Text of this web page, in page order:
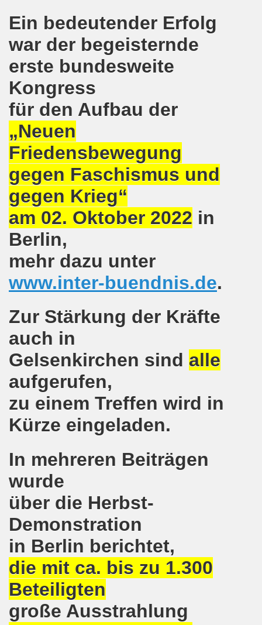
Ein bedeutender Erfolg
war der begeisternde
erste bundesweite
Kongress
für den Aufbau der
„Neuen
Friedensbewegung
gegen Faschismus und
gegen Krieg“
am 02. Oktober 2022 in
Berlin,
mehr dazu unter
www.inter-buendnis.de.
Zur Stärkung der Kräfte
auch in
Gelsenkirchen sind alle
aufgerufen,
zu einem Treffen wird in
Kürze eingeladen.
In mehreren Beiträgen
wurde
über die Herbst-
Demonstration
in Berlin berichtet,
die mit ca. bis zu 1.300
Beteiligten
große Ausstrahlung
Beeindruckender Protest am 17.09.2018
Regierung in Berlin als Teil der Großdemonstration
Bewegung am 17.09.2018 ruft auf zum Protest gegen
Arbeiter und an die kämpfenden Arbeiterinnen bei
in Gelsenkirchen: Eine Erfolgsgeschichte und eine Feier
20.08.2018 in Gelsenkirchen - ein Grund zu feiern!
Bewegung am 13.08.2018 hält weiterhin wie bisher
Bewegung am 06.08.2018 unter dem Motto:
Gelsenkirchener Montagsdemo-Bewegung am
ist mit den streikenden Kolleginnen und mit
- der Kultursaal und das Haus des Widerstands in
und wirklich sehr kreativ: Eine junge Frau ergreift
am 07.07.2018 aktiver Part bei der Düsseldorfer
am 09. Juli 2018 berichtet über NRW-weite
am 18.06.2018 als Warm-Up für die NRW-
ergreift Initiative zur Protestdemonstration am
am 28.05.2018 und am 04.06.2018 jeweils
Gelsenkirchen am 28.05.2018
Gelsenkirchener Montagsdemo-Bewegung am
Bewegung am 07.05.2018 bestärkt Widerstand gegen
am 16.04.2018 und am 23.04.2018 mit
Bewegung im Zeichen des antifaschistischen Protestes
in der Gelsenkirchener Innenstadt am 07.04.2018